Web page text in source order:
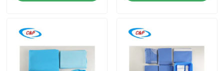
Sobre nosotros